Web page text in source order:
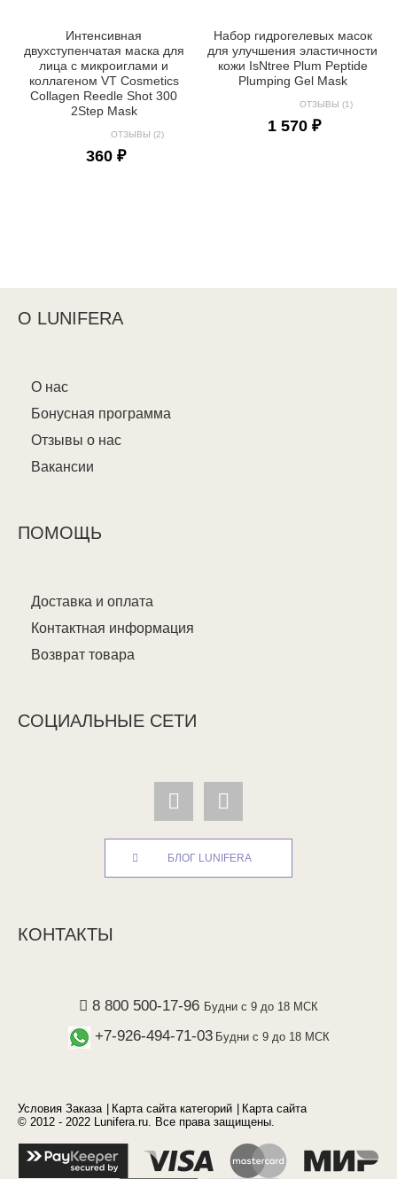
Интенсивная
двухступенчатая маска для
лица с микроиглами и
коллагеном VT Cosmetics
Collagen Reedle Shot 300
2Step Mask
ОТЗЫВЫ (2)
360 ₽
Набор гидрогелевых масок
для улучшения эластичности
кожи IsNtree Plum Peptide
Plumping Gel Mask
ОТЗЫВЫ (1)
1 570 ₽
О LUNIFERA
О нас
Бонусная программа
Отзывы о нас
Вакансии
ПОМОЩЬ
Доставка и оплата
Контактная информация
Возврат товара
СОЦИАЛЬНЫЕ СЕТИ
БЛОГ LUNIFERA
КОНТАКТЫ
8 800 500-17-96 Будни с 9 до 18 МСК
+7-926-494-71-03 Будни с 9 до 18 МСК
Условия Заказа Карта сайта категорий
Карта сайта
© 2012 - 2022 Lunifera.ru. Все права защищены.